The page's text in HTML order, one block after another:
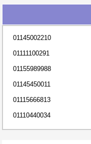
01145002210
01111100291
01155989988
01145450011
01115666813
01110440034